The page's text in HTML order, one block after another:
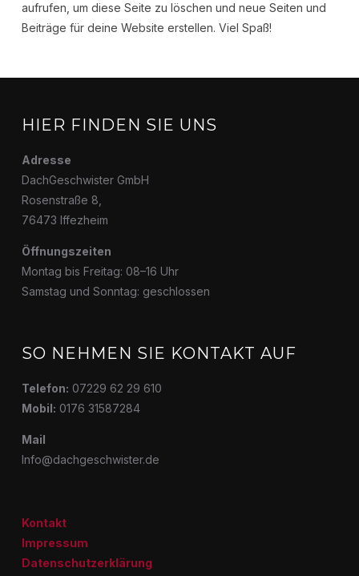
aufrufen, um diese Seite zu löschen und neue Seiten und
Beiträge für deine Website erstellen. Viel Spaß!
HIER FINDEN SIE UNS
Adresse
DachGeschwister GmbH
Rosenstraße 8,
76473 Iffezheim
Öffnungszeiten
Montag bis Freitag: 08–16 Uhr
Samstag und Sonntag: geschlossen
SO NEHMEN SIE KONTAKT AUF
Telefon: 07229 62 29 610
Mobil: 0176 31587284
Mail
Info@dachgeschwister.de
Kontakt
Impressum
Datenschutzerklärung